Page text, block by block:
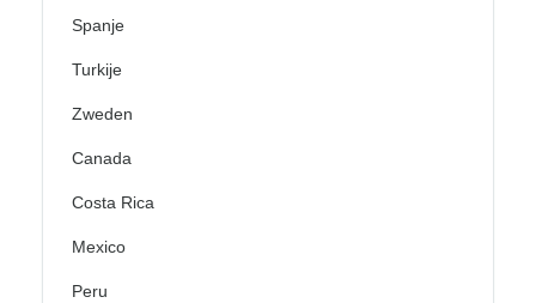
Spanje
Turkije
Zweden
Canada
Costa Rica
Mexico
Peru